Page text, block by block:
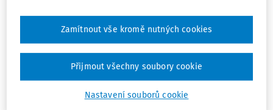
samozřejmě také rozvoj hygienických návyků spojených se
stolováním, ale také používáním toalety. Tyto „režimové“
momenty, jak se v žargonu předškolního vzdělávání
označují, jsou v průběhu dne proporciálně mnohem více
zastoupené/realizované než samotné vzdělávací aktivity.
Pro rodiče patří dokonce k těm důležitějším společně se
Nastavení souborů cookie
Zamítnout vše kromě nutných cookies
Přijmout všechny soubory cookie